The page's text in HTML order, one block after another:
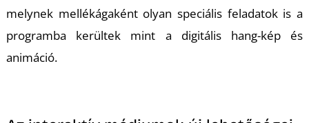
melynek mellékágaként olyan speciális feladatok is a
programba kerültek mint a digitális hang-kép és
animáció.